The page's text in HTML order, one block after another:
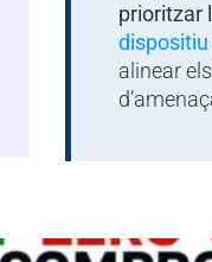
prioritzar
dispositiu
alinear